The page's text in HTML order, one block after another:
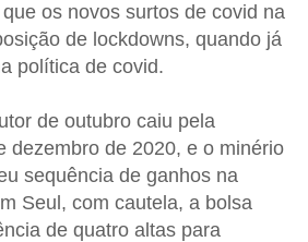
os novos surtos de covid na
de lockdowns, quando já
política de covid.
de outubro caiu pela
dezembro de 2020, e o minério
sequência de ganhos na
Seul, com cautela, a bolsa
de quatro altas para